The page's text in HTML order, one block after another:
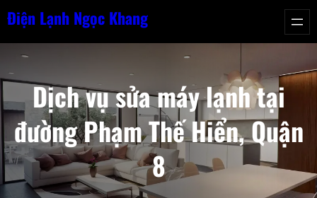
Chuyển
nội
Điện Lạnh Ngọc Khang
Dịch vụ sửa máy lạnh tại
đường Phạm Thế Hiển, Quận
8